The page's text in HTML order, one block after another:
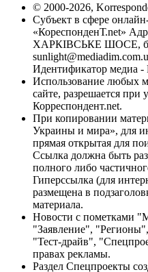
© 2000-2026,
Субъект в сфере
«КореспонденТ.net»
ХАРКІВСЬКЕ ШОСЕ,
Идентификатор медиа -
Использование любых
сайте, разрешается при
Корреспондент.net.
При копировании
Украины и мира», для
прямая открытая для
Ссылка должна быть
полного либо
Гиперссылка (для
размещена в
материала.
Новости с пометками
"Заявление",
"Тест-драйв",
правах рекламы.
Раздел Спецпроекты